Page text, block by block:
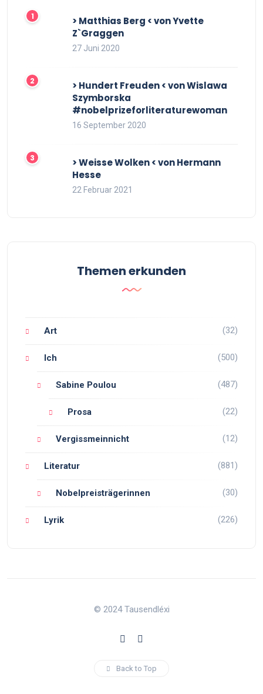
> Matthias Berg < von Yvette
Z`Graggen
27 Juni 2020
> Hundert Freuden < von Wislawa
Szymborska
#nobelprizeforliteraturewoman
16 September 2020
> Weisse Wolken < von Hermann
Hesse
22 Februar 2021
Themen erkunden
Art (32)
Ich (500)
Sabine Poulou (487)
Prosa (22)
Vergissmeinnicht (12)
Literatur (881)
Nobelpreisträgerinnen (30)
Lyrik (226)
© 2024 Tausendléxi
Back to Top